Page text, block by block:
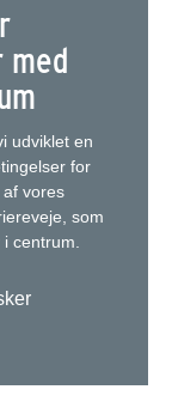
udviklet en
for
vores
som
centrum.